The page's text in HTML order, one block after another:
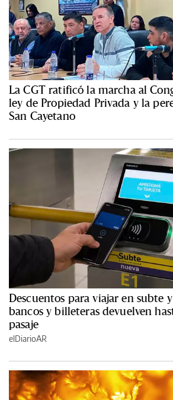
La CGT ratificó la marcha al
ley de Propiedad Privada y la
San Cayetano
Descuentos para viajar en subte
bancos y billeteras devuelven
pasaje
elDiarioAR